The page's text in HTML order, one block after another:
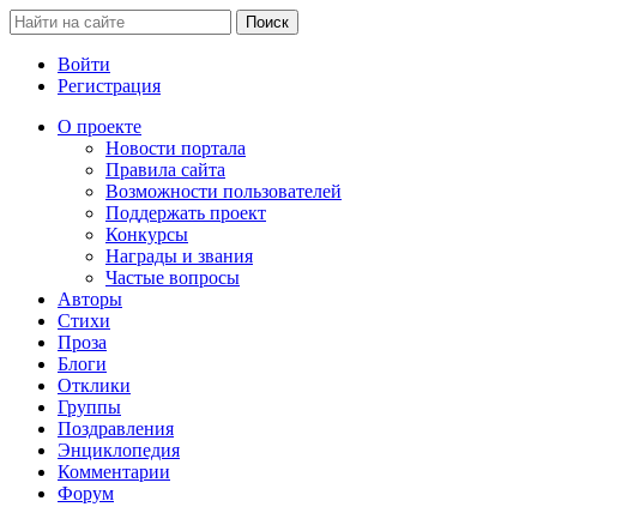
Войти
Регистрация
О проекте
Новости портала
Правила сайта
Возможности пользователей
Поддержать проект
Конкурсы
Награды и звания
Частые вопросы
Авторы
Стихи
Проза
Блоги
Отклики
Группы
Поздравления
Энциклопедия
Комментарии
Форум